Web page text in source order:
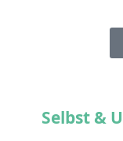
Selbst &